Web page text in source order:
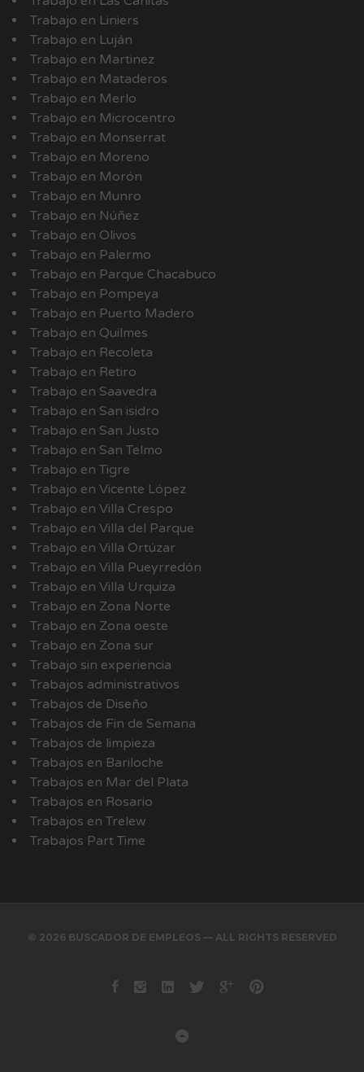
Trabajo en Liniers
Trabajo en Luján
Trabajo en Martinez
Trabajo en Mataderos
Trabajo en Merlo
Trabajo en Microcentro
Trabajo en Monserrat
Trabajo en Moreno
Trabajo en Morón
Trabajo en Munro
Trabajo en Núñez
Trabajo en Olivos
Trabajo en Palermo
Trabajo en Parque Chacabuco
Trabajo en Pompeya
Trabajo en Puerto Madero
Trabajo en Quilmes
Trabajo en Recoleta
Trabajo en Retiro
Trabajo en Saavedra
Trabajo en San isidro
Trabajo en San Justo
Trabajo en San Telmo
Trabajo en Tigre
Trabajo en Vicente López
Trabajo en Villa Crespo
Trabajo en Villa del Parque
Trabajo en Villa Ortúzar
Trabajo en Villa Pueyrredón
Trabajo en Villa Urquiza
Trabajo en Zona Norte
Trabajo en Zona oeste
Trabajo en Zona sur
Trabajo sin experiencia
Trabajos administrativos
Trabajos de Diseño
Trabajos de Fin de Semana
Trabajos de limpieza
Trabajos en Bariloche
Trabajos en Mar del Plata
Trabajos en Rosario
Trabajos en Trelew
Trabajos Part Time
© 2026 BUSCADOR DE EMPLEOS — ALL RIGHTS RESERVED
Facebook
instagram
LinkedinTwitterGoogle+